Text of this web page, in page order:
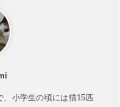
小学生の頃には猫15匹